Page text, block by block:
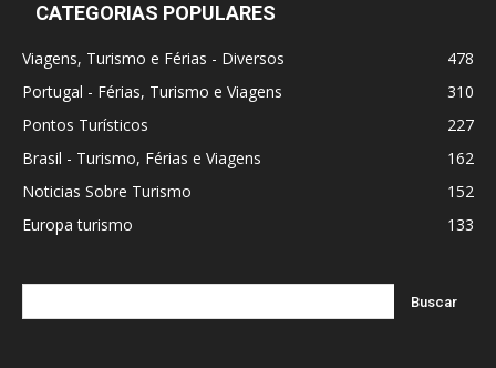
CATEGORIAS POPULARES
Viagens, Turismo e Férias - Diversos
478
Portugal - Férias, Turismo e Viagens
310
Pontos Turísticos
227
Brasil - Turismo, Férias e Viagens
162
Noticias Sobre Turismo
152
Europa turismo
133